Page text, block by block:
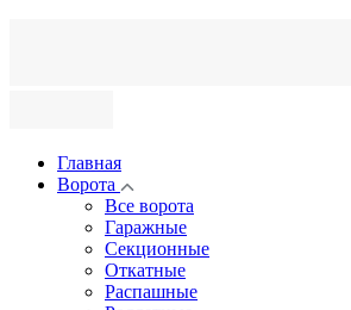
Главная
Ворота
Все ворота
Гаражные
Секционные
Откатные
Распашные